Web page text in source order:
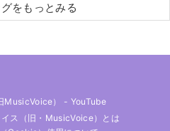
をもっとみる
） - YouTube
ス（旧・MusicVoice）とは